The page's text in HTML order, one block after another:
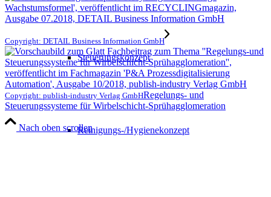
Steuerungskonzept
Reinigungs-/Hygienekonzept
Copyright: DETAIL Business Information GmbH
Copyright: publish-industry Verlag GmbHRegelungs- und
Steuerungssysteme für Wirbelschicht-Sprühagglomeration
Nach oben scrollen